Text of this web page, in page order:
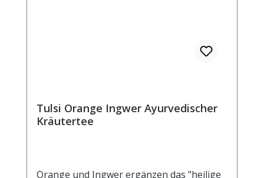
Tulsi Orange Ingwer Ayurvedischer
Kräutertee
Orange und Ingwer ergänzen das "heilige